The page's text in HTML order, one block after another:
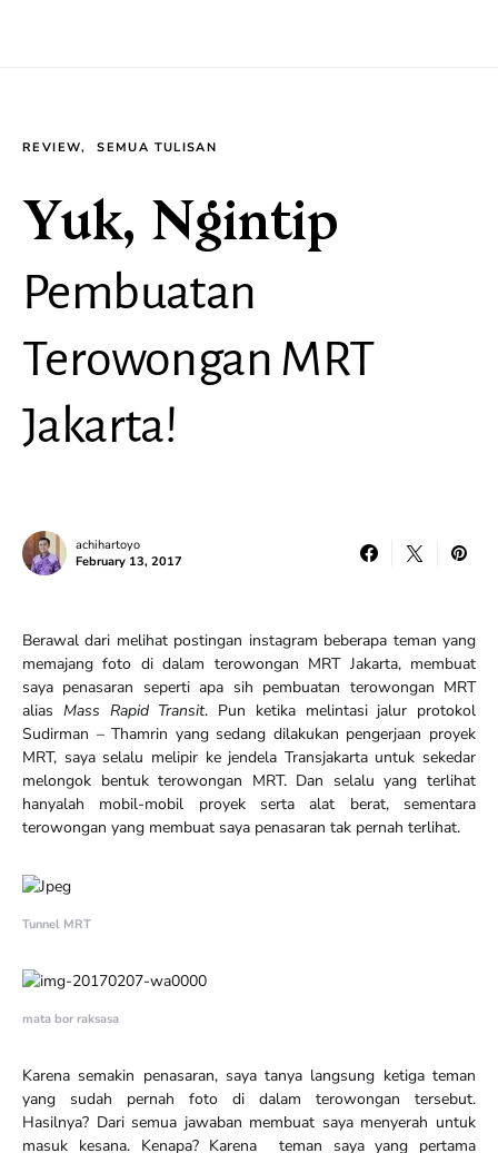
REVIEW SEMUA TULISAN
Yuk, Ngintip
Pembuatan
Terowongan MRT
Jakarta!
achihartoyo
February 13, 2017
Berawal dari melihat postingan instagram beberapa teman yang
memajang foto di dalam terowongan MRT Jakarta, membuat
saya penasaran seperti apa sih pembuatan terowongan MRT
alias Mass Rapid Transit. Pun ketika melintasi jalur protokol
Sudirman – Thamrin yang sedang dilakukan pengerjaan proyek
MRT, saya selalu melipir ke jendela Transjakarta untuk sekedar
melongok bentuk terowongan MRT. Dan selalu yang terlihat
hanyalah mobil-mobil proyek serta alat berat, sementara
terowongan yang membuat saya penasaran tak pernah terlihat.
Tunnel MRT
mata bor raksasa
Karena semakin penasaran, saya tanya langsung ketiga teman
yang sudah pernah foto di dalam terowongan tersebut.
Hasilnya? Dari semua jawaban membuat saya menyerah untuk
masuk kesana. Kenapa? Karena teman saya yang pertama